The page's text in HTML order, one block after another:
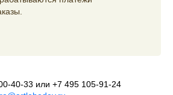
40-33 или +7 495 105-91-24